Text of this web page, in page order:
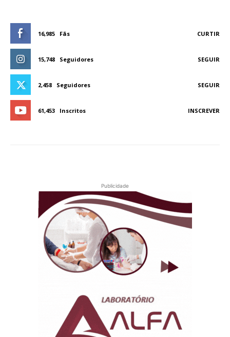
16,985 Fãs CURTIR
15,748 Seguidores SEGUIR
2,458 Seguidores SEGUIR
61,453 Inscritos INSCREVER
Publicidade